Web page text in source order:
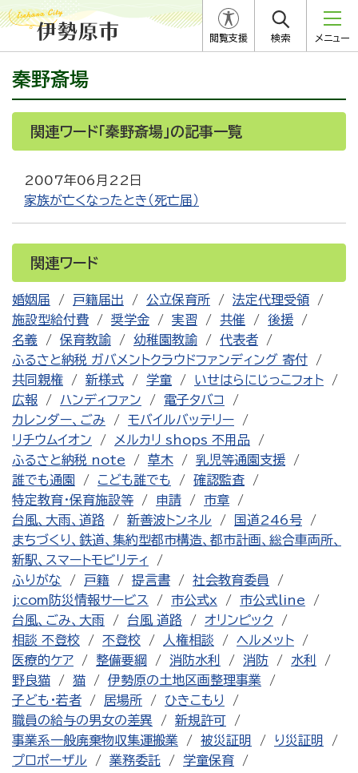
閲覧支援 検索 メニュー
秦野斎場
関連ワード「秦野斎場」の記事一覧
2007年06月22日
家族が亡くなったとき（死亡届）
関連ワード
婚姻届 戸籍届出 公立保育所
法定代理受領
施設型給付費
奨学金 実習 共催
後援
名義
保育教諭 幼稚園教諭
代表者
ふるさと納税 ガバメントクラウドファンディング 寄付
共同親権
新様式 学童
いせはらにじっこフォト
広報
ハンディファン
電子タバコ
カレンダー、ごみ
モバイルバッテリー
リチウムイオン
メルカリ shops 不用品
ふるさと納税 note
草木
乳児等通園支援
誰でも通園
こども誰でも
確認監査
特定教育・保育施設等
申請
市章
台風、大雨、道路
新善波トンネル
国道246号
まちづくり、鉄道、集約型都市構造、都市計画、総合車両所、
新駅、スマートモビリティ
ふりがな
戸籍 提言書
社会教育委員
j:com防災情報サービス
市公式x
市公式line
台風、ごみ、大雨
台風 道路
オリンピック
相談 不登校
不登校 人権相談
ヘルメット
医療的ケア
整備要綱 消防水利 消防
水利
野良猫
猫
伊勢原の土地区画整理事業
子ども・若者
居場所
ひきこもり
職員の給与の男女の差異
新規許可
事業系一般廃棄物収集運搬業
被災証明
り災証明
プロポーザル
業務委託
学童保育